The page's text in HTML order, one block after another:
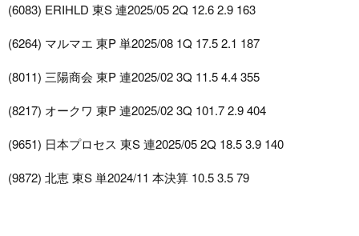
(6083) ERIHLD 東S 連2025/05 2Q 12.6 2.9 163
(6264) マルマエ 東P 単2025/08 1Q 17.5 2.1 187
(8011) 三陽商会 東P 連2025/02 3Q 11.5 4.4 355
(8217) オークワ 東P 連2025/02 3Q 101.7 2.9 404
(9651) 日本プロセス 東S 連2025/05 2Q 18.5 3.9 140
(9872) 北恵 東S 単2024/11 本決算 10.5 3.5 79